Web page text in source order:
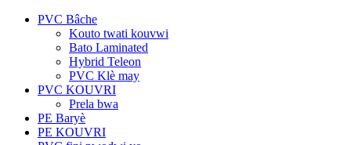
PVC Bâche
Kouto twati kouvwi
Bato Laminated
Hybrid Teleon
PVC Klè may
PVC KOUVRI
Prela bwa
PE Baryè
PE KOUVRI